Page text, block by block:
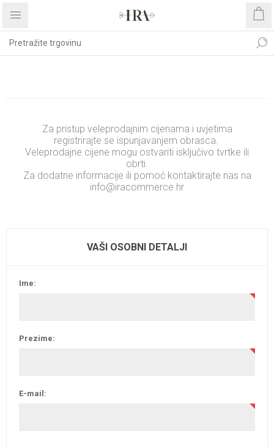
Za pristup veleprodajnim cijenama i uvjetima
registrirajte se ispunjavanjem obrasca.
Veleprodajne cijene mogu ostvariti isključivo tvrtke ili
obrti.
Za dodatne informacije ili pomoć kontaktirajte nas na
info@iracommerce.hr
VAŠI OSOBNI DETALJI
Ime:
Prezime:
E-mail: